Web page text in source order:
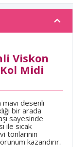
Viskon
Midi
mavi desenli
bir arada
sayesinde
ile sıcak
tonlarının
kazandırır.